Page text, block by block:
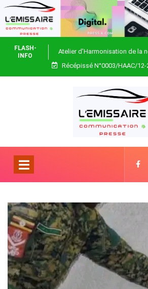
FLASH-
INFO
Atelier d’Harmonisation de la
Togo
Récépissé N°0003/HAAC/